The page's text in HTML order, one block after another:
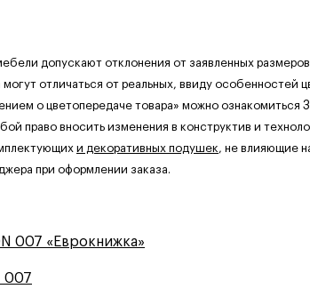
допускают отклонения от заявленных размеров
отличаться от реальных, ввиду особенностей
о цветопередаче товара» можно ознакомиться
право вносить изменения в конструктив и
и декоративных подушек, не влияющие
при оформлении заказа.
007 «Еврокнижка»
007